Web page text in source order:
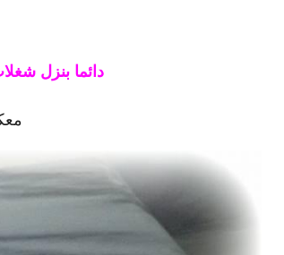
دائما بنزل